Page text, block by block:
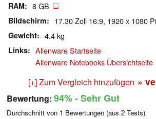
RAM 8 GB
Bildschirm 17.30 Zoll 16:9, 1920 x 1080
Gewicht 4.4 kg
Links
Alienware Startseite
Alienware Notebooks Übersichtseite
[+] Zum Vergleich hinzufügen »
Bewertung: 94%- Sehr Gut
Durchschnitt von 1 Bewertungen (aus 2 Tests)